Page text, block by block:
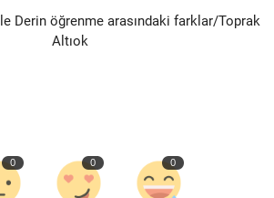
Derin öğrenme arasındaki farklar/Toprak
Altıok
0 0 0